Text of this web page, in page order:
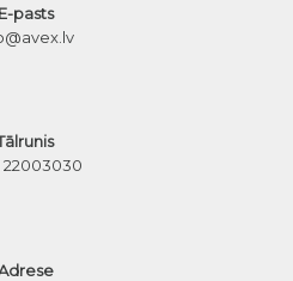
E-pasts
22003030